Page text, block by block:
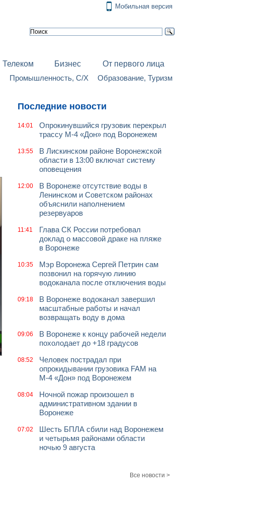
Мобильная версия
Телеком Бизнес
От первого лица
Промышленность, С/Х Образование, Туризм
Последние новости
14:01
Опрокинувшийся грузовик перекрыл
трассу М-4 «Дон» под Воронежем
13:55
В Лискинском районе Воронежской
области в 13:00 включат систему
оповещения
12:00
В Воронеже отсутствие воды в
Ленинском и Советском районах
объяснили наполнением
резервуаров
11:41
Глава СК России потребовал
доклад о массовой драке на пляже
в Воронеже
10:35
Мэр Воронежа Сергей Петрин сам
позвонил на горячую линию
водоканала после отключения воды
09:18
В Воронеже водоканал завершил
масштабные работы и начал
возвращать воду в дома
09:06
В Воронеже к концу рабочей недели
похолодает до +18 градусов
08:52
Человек пострадал при
опрокидывании грузовика FAM на
М-4 «Дон» под Воронежем
08:04
Ночной пожар произошел в
административном здании в
Воронеже
07:02
Шесть БПЛА сбили над Воронежем
и четырьмя районами области
ночью 9 августа
Все новости >